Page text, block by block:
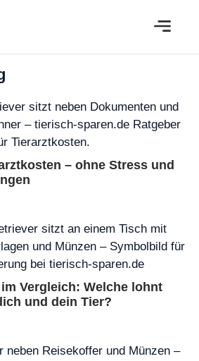
– ohne Stress und
Vergleich: Welche lohnt
und dein Tier?